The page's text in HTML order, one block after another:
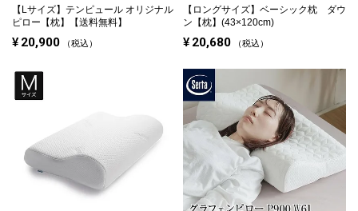
【Lサイズ】 テンピュール オリジナル
ピロー【枕】【送料無料】
¥ 20,900 税込
【ロングサイズ】 ベーシック枕 ダウ
ン【枕】(43×120cm)
¥ 20,680 税込